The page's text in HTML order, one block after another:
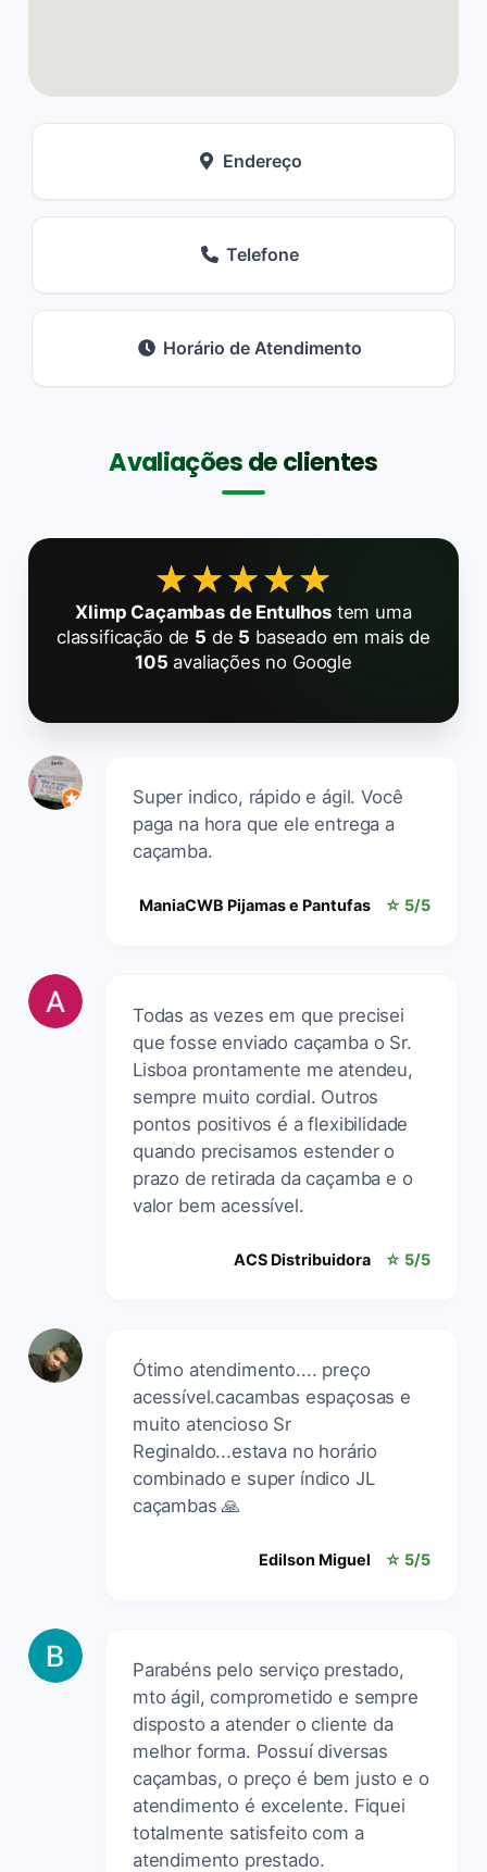
Endereço
Telefone
Horário de Atendimento
Avaliações de clientes
★★★★★
★★★★★
Xlimp Caçambas de Entulhostem uma
classificação de 5 de 5 baseado em mais de
105 avaliações no Google
Super indico, rápido e ágil. Você
paga na hora que ele entrega a
caçamba.
ManiaCWB Pijamas e Pantufas ☆ 5/5
Todas as vezes em que precisei
que fosse enviado caçamba o Sr.
Lisboa prontamente me atendeu,
sempre muito cordial. Outros
pontos positivos é a flexibilidade
quando precisamos estender o
prazo de retirada da caçamba e o
valor bem acessível.
ACS Distribuidora ☆ 5/5
Ótimo atendimento.... preço
acessível.cacambas espaçosas e
muito atencioso Sr
Reginaldo...estava no horário
combinado e super índico JL
caçambas 🙏
Edilson Miguel ☆ 5/5
Parabéns pelo serviço prestado,
mto ágil, comprometido e sempre
disposto a atender o cliente da
melhor forma. Possuí diversas
caçambas, o preço é bem justo e o
atendimento é excelente. Fiquei
totalmente satisfeito com a
atendimento prestado.